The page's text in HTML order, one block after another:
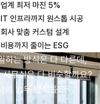
업계 최저 마진 5%
IT 인프라까지 원스톱 시공
회사 맞춤 커스텀 설계
비용까지 줄이는 ESG
하는 방식은 다 다른데,
사무실은 다 비슷할까요?
의 업무 방식을